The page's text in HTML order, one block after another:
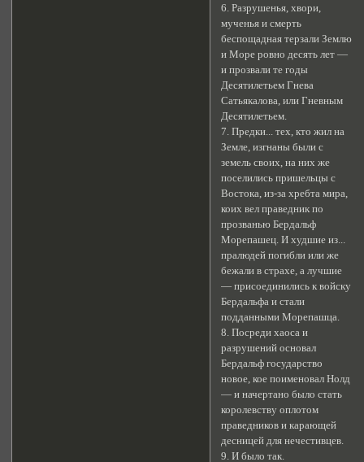
6. Разрушенья, хвори,
мученья и смерть
беспощадная терзали Землю
и Море ровно десять лет —
и прозвали те годы
Десятилетьем Гнева
Сатьякалова, или Гневным
Десятилетьем.
7. Предки... тех, кто жил на
Земле, изгнаны были с
земель своих, на них же
поселились пришельцы с
Востока, из-за хребта мира,
коих вел праведник по
прозванью Бердальф
Морепашец. И худшие из...
пралюдей погибли или же
бежали в страхе, а лучшие
— присоединились к войску
Бердальфа и стали
подданными Морепашца.
8. Посреди хаоса и
разрушений основал
Бердальф государство
новое, кое поименовал Нолд
— и начертано было стать
королевству оплотом
праведников и карающей
десницей для нечестивцев.
9. И было так.